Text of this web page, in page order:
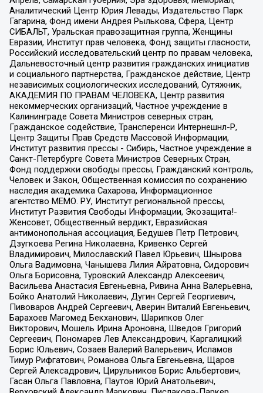
Аналитический Центр Юрия Левады, Издательство Парк
Гагарина, Фонд имени Андрея Рылькова, Сфера, Центр
СИБАЛЬТ, Уральская правозащитная группа, Женщины
Евразии, Институт прав человека, Фонд защиты гласности,
Российский исследовательский центр по правам человека,
Дальневосточный центр развития гражданских инициатив
и социального партнерства, Гражданское действие, Центр
независимых социологических исследований, Сутяжник,
АКАДЕМИЯ ПО ПРАВАМ ЧЕЛОВЕКА, Центр развития
некоммерческих организаций, Частное учреждение в
Калининграде Совета Министров северных стран,
Гражданское содействие, Трансперенси Интернешнл-Р,
Центр Защиты Прав Средств Массовой Информации,
Институт развития прессы - Сибирь, Частное учреждение в
Санкт-Петербурге Совета Министров Северных Стран,
Фонд поддержки свободы прессы, Гражданский контроль,
Человек и Закон, Общественная комиссия по сохранению
наследия академика Сахарова, Информационное
агентство МЕМО. РУ, Институт региональной прессы,
Институт Развития Свободы Информации, Экозащита!-
Женсовет, Общественный вердикт, Евразийская
антимонопольная ассоциация, Бедушев Петр Петрович,
Дзугкоева Регина Николаевна, Кривенко Сергей
Владимирович, Милославский Павел Юрьевич, Шнырова
Ольга Вадимовна, Чанышева Лилия Айратовна, Сидорович
Ольга Борисовна, Туровский Александр Алексеевич,
Васильева Анастасия Евгеньевна, Ривина Анна Валерьевна,
Бойко Анатолий Николаевич, Дугин Сергей Георгиевич,
Пивоваров Андрей Сергеевич, Аверин Виталий Евгеньевич,
Барахоев Магомед Бекханович, Шарипков Олег
Викторович, Мошель Ирина Ароновна, Шведов Григорий
Сергеевич, Пономарев Лев Александрович, Каргалицкий
Борис Юльевич, Созаев Валерий Валерьевич, Исламов
Тимур Рифгатович, Романова Ольга Евгеньевна, Щаров
Сергей Алексадрович, Цирульников Борис Альбертович,
Гасан Ольга Павловна, Паутов Юрий Анатольевич,